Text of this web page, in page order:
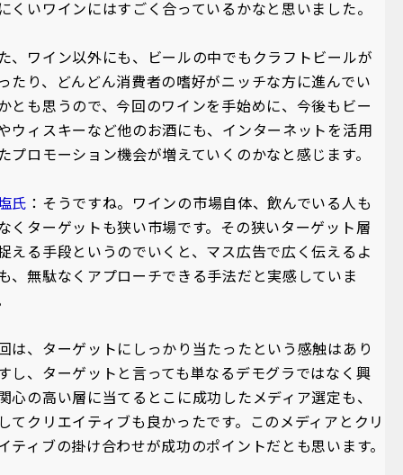
くいワインにはすごく合っているかなと思いました。
、ワイン以外にも、ビールの中でもクラフトビールが
たり、どんどん消費者の嗜好がニッチな方に進んでい
とも思うので、今回のワインを手始めに、今後もビー
ウィスキーなど他のお酒にも、インターネットを活用
プロモーション機会が増えていくのかなと感じます。
氏 ：そうですね。ワインの市場自体、飲んでいる人も
くターゲットも狭い市場です。その狭いターゲット層
える手段というのでいくと、マス広告で広く伝えるよ
、無駄なくアプローチできる手法だと実感していま
は、ターゲットにしっかり当たったという感触はあり
し、ターゲットと言っても単なるデモグラではなく興
心の高い層に当てるとこに成功したメディア選定も、
てクリエイティブも良かったです。このメディアとクリ
ティブの掛け合わせが成功のポイントだとも思います。